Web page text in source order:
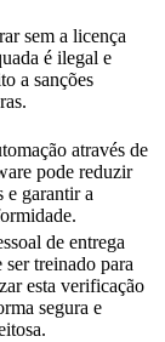
sem a licença
é ilegal e
a sanções
através de
pode reduzir
e garantir a
de entrega
ser treinado para
esta verificação
segura e